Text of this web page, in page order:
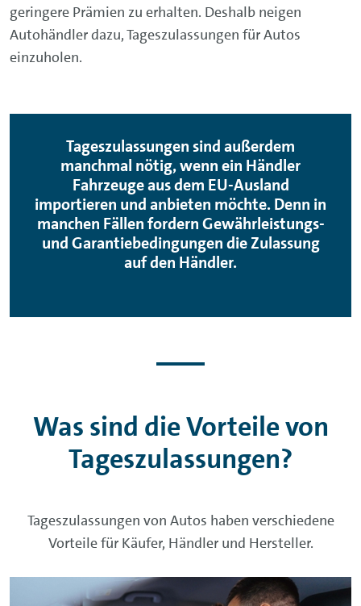
geringere Prämien zu erhalten. Deshalb neigen
Autohändler dazu, Tageszulassungen für Autos
einzuholen.
Tageszulassungen sind außerdem
manchmal nötig, wenn ein Händler
Fahrzeuge aus dem EU-Ausland
importieren und anbieten möchte. Denn in
manchen Fällen fordern Gewährleistungs-
und Garantiebedingungen die Zulassung
auf den Händler.
Was sind die Vorteile von
Tageszulassungen?
Tageszulassungen von Autos haben verschiedene
Vorteile für Käufer, Händler und Hersteller.